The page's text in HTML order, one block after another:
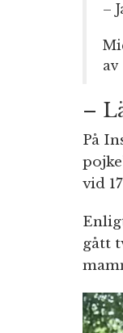
–
av
–
På
vid
gått